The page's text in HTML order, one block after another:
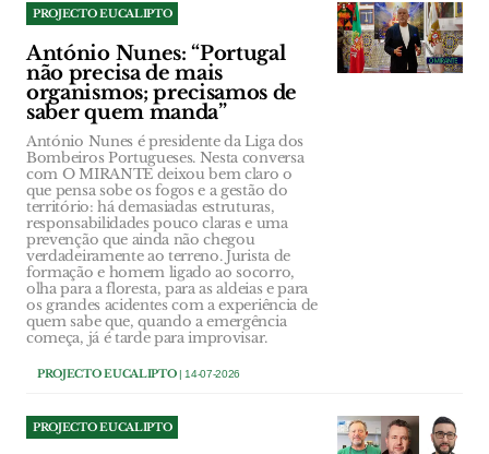
PROJECTO EUCALIPTO
António Nunes: “Portugal
não precisa de mais
organismos; precisamos de
saber quem manda”
António Nunes é presidente da Liga dos
Bombeiros Portugueses. Nesta conversa
com O MIRANTE deixou bem claro o
que pensa sobe os fogos e a gestão do
território: há demasiadas estruturas,
responsabilidades pouco claras e uma
prevenção que ainda não chegou
verdadeiramente ao terreno. Jurista de
formação e homem ligado ao socorro,
olha para a floresta, para as aldeias e para
os grandes acidentes com a experiência de
quem sabe que, quando a emergência
começa, já é tarde para improvisar.
PROJECTO EUCALIPTO| 14-07-2026
PROJECTO EUCALIPTO